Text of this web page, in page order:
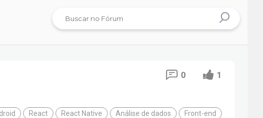
React React Native Análise de dados Front-end
0 1